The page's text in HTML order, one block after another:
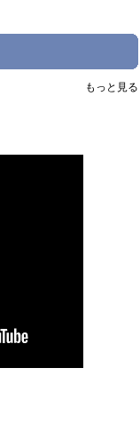
もっと見る